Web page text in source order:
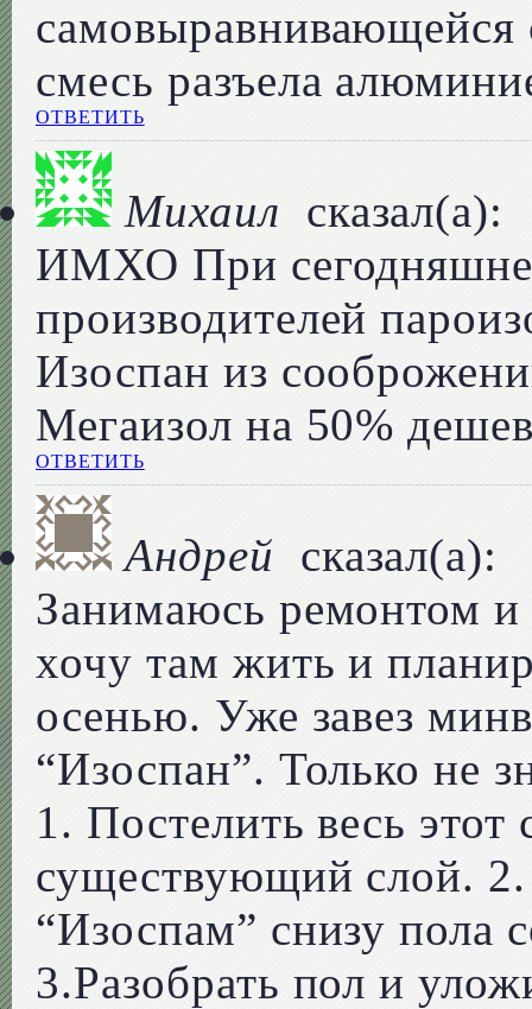
самовыравнивающейся
смесь разъела
ОТВЕТИТЬ
Михаил сказал(а):
ИМХО При
производителей
Изоспан из
Мегаизол на 50%
ОТВЕТИТЬ
Андрей сказал(а):
Занимаюсь ремонтом и
хочу там жить и
осенью. Уже завез
“Изоспан”. Только не
1. Постелить весь этот
существующий слой.
“Изоспам” снизу пола
3.Разобрать пол и